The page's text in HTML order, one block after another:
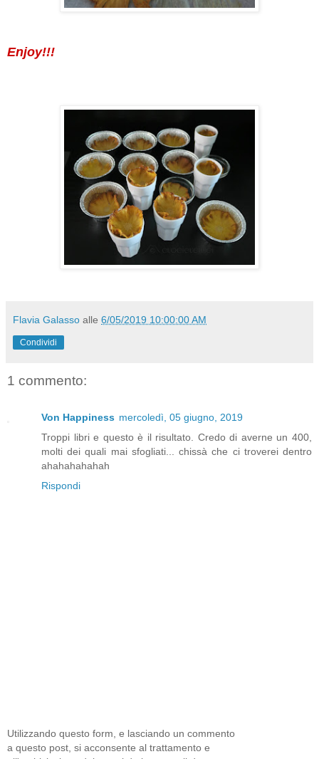
Enjoy!!!
Flavia Galasso alle 6/05/2019 10:00:00 AM
Condividi
1 commento:
Von Happiness mercoledì, 05 giugno, 2019
Troppi libri e questo è il risultato. Credo di averne un 400,
molti dei quali mai sfogliati... chissà che ci troverei dentro
ahahahahahah
Rispondi
Utilizzando questo form, e lasciando un commento
a questo post, si acconsente al trattamento e